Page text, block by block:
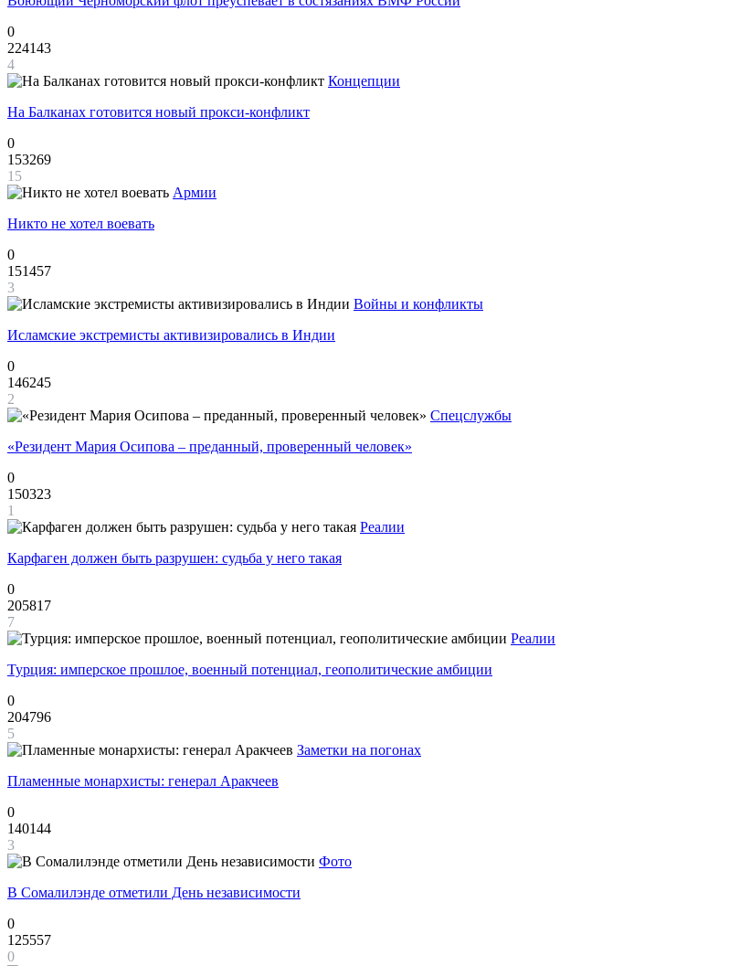
0
224143
4
Концепции
На Балканах готовится новый прокси-конфликт
0
153269
15
Армии
Никто не хотел воевать
0
151457
3
Войны и конфликты
Исламские экстремисты активизировались в Индии
0
146245
2
Спецслужбы
«Резидент Мария Осипова – преданный, проверенный человек»
0
150323
1
Реалии
Карфаген должен быть разрушен: судьба у него такая
0
205817
7
Реалии
Турция: имперское прошлое, военный потенциал, геополитические амбиции
0
204796
5
Заметки на погонах
Пламенные монархисты: генерал Аракчеев
0
140144
3
Фото
В Сомалилэнде отметили День независимости
0
125557
0